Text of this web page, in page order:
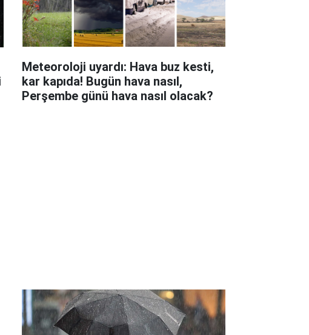
Meteoroloji uyardı: Hava buz kesti,
kar kapıda! Bugün hava nasıl,
Perşembe günü hava nasıl olacak?